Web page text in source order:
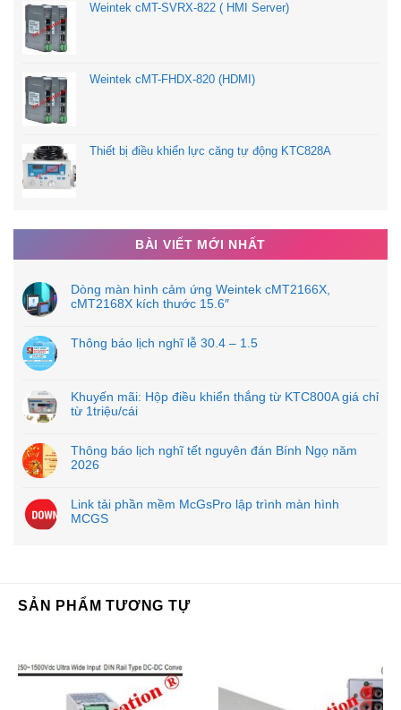
Weintek cMT-SVRX-822 ( HMI Server)
Weintek cMT-FHDX-820 (HDMI)
Thiết bị điều khiển lực căng tự động KTC828A
BÀI VIẾT MỚI NHẤT
Dòng màn hình cảm ứng Weintek cMT2166X,
cMT2168X kích thước 15.6″
Thông báo lịch nghĩ lễ 30.4 – 1.5
Khuyến mãi: Hộp điều khiển thắng từ KTC800A giá chỉ
từ 1triệu/cái
Thông báo lịch nghĩ tết nguyên đán Bính Ngọ năm
2026
Link tải phần mềm McGsPro lập trình màn hình
MCGS
SẢN PHẨM TƯƠNG TỰ